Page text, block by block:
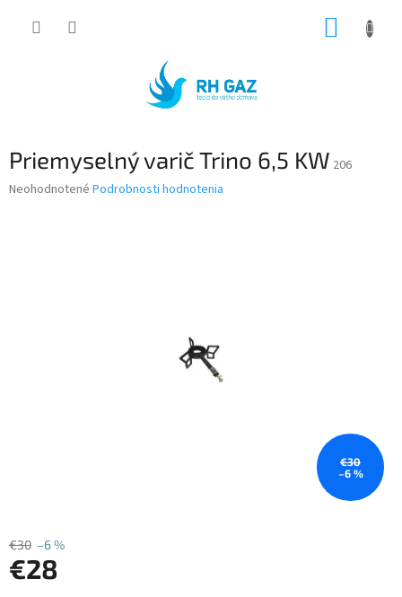
Priemyselný varič Trino 6,5 KW 206
Priemerné
Neohodnotené Podrobnosti hodnotenia
€30
–6 %
€30 –6 %
€28